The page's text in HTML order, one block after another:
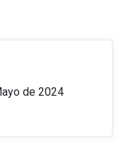
de 2024